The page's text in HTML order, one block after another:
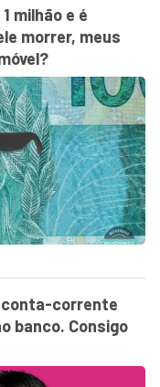
milhão e é
morrer, meus
conta-corrente
banco. Consigo